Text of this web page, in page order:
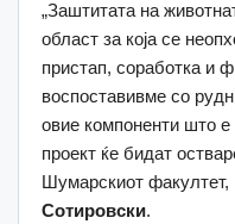
„Заштитата на
област за која се
пристап, соработка и
воспоставивме со
овие компоненти што е
проект ќе бидат
Шумарскиот факултет,
Сотировски.